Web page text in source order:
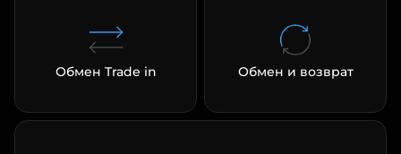
Обмен Trade in Обмен и возврат